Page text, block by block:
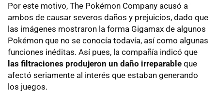
Por este motivo, The Pokémon Company acusó a
ambos de causar severos daños y prejuicios, dado que
las imágenes mostraron la forma Gigamax de algunos
Pokémon que no se conocía todavía, así como algunas
funciones inéditas. Así pues, la compañía indicó que
las filtraciones produjeron un daño irreparable que
afectó seriamente al interés que estaban generando
los juegos.